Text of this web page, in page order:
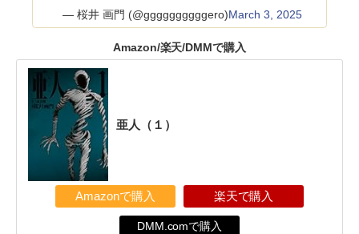
— 桜井 画門 (@ggggggggggero)March 3, 2025
Amazon/楽天/DMMで購入
亜人（１）
Amazonで購入 楽天で購入
DMM.comで購入